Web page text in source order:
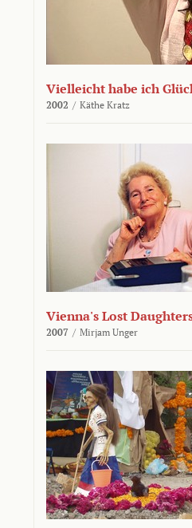
Vielleicht habe ich
2002 / Käthe Kratz
Vienna's Lost
2007 / Mirjam Unger